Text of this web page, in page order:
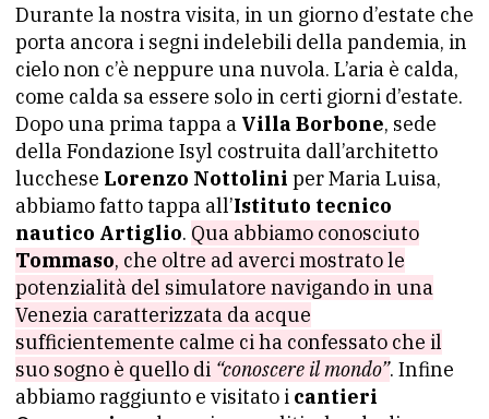
Durante la nostra visita, in un giorno d’estate che
porta ancora i segni indelebili della pandemia, in
cielo non c’è neppure una nuvola. L’aria è calda,
come calda sa essere solo in certi giorni d’estate.
Dopo una prima tappa a Villa Borbone, sede
della Fondazione Isyl costruita dall’architetto
lucchese Lorenzo Nottolini per Maria Luisa,
abbiamo fatto tappa all’Istituto tecnico
nautico Artiglio. Qua abbiamo conosciuto
Tommaso, che oltre ad averci mostrato le
potenzialità del simulatore navigando in una
Venezia caratterizzata da acque
sufficientemente calme ci ha confessato che il
suo sogno è quello di “conoscere il mondo”. Infine
abbiamo raggiunto e visitato i cantieri